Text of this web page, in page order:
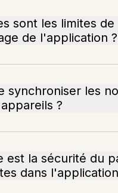
sont les limites de
de l'application ?
synchroniser les
?
est la sécurité du
dans